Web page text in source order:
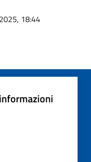
18:44